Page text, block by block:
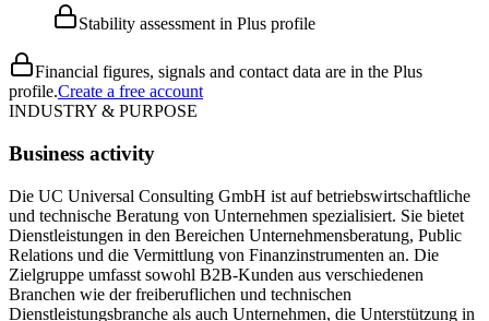
Stability assessment in Plus profile
Financial figures, signals and contact data are in the Plus
profile.Create a free account
INDUSTRY & PURPOSE
Business activity
Die UC Universal Consulting GmbH ist auf betriebswirtschaftliche
und technische Beratung von Unternehmen spezialisiert. Sie bietet
Dienstleistungen in den Bereichen Unternehmensberatung, Public
Relations und die Vermittlung von Finanzinstrumenten an. Die
Zielgruppe umfasst sowohl B2B-Kunden aus verschiedenen
Branchen wie der freiberuflichen und technischen
Dienstleistungsbranche als auch Unternehmen, die Unterstützung in